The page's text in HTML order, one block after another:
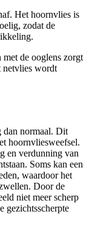
Het hoornvlies is
zodat de
de ooglens zorgt
netvlies wordt
dan normaal. Dit
hoornvliesweefsel.
en verdunning van
Soms kan een
waardoor het
Door de
niet meer scherp
gezichtsscherpte